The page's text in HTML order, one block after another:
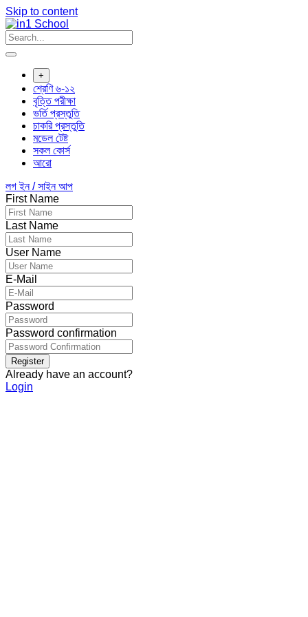
Skip to content
+
শ্রেণি ৬-১২
বৃত্তি পরীক্ষা
ভর্তি প্রস্তুতি
চাকরি প্রস্তুতি
মডেল টেষ্ট
সকল কোর্স
আরো
লগ ইন / সাইন আপ
First Name
Last Name
User Name
E-Mail
Password
Password confirmation
Register
Already have an account?
Login